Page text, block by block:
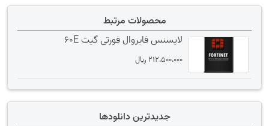
محصولات مرتبط
لایسنس فایروال فورتی گیت 60E
212،500،000 ﷼
جدیدترین دانلودها